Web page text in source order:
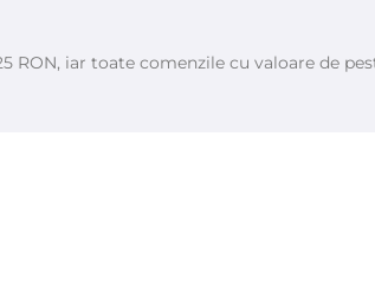
RON, iar toate comenzile cu valoare de